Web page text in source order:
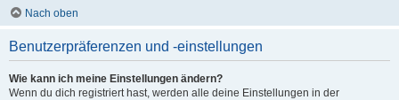
Nach oben
Benutzerpräferenzen und -einstellungen
Wie kann ich meine Einstellungen ändern?
Wenn du dich registriert hast, werden alle deine Einstellungen in der